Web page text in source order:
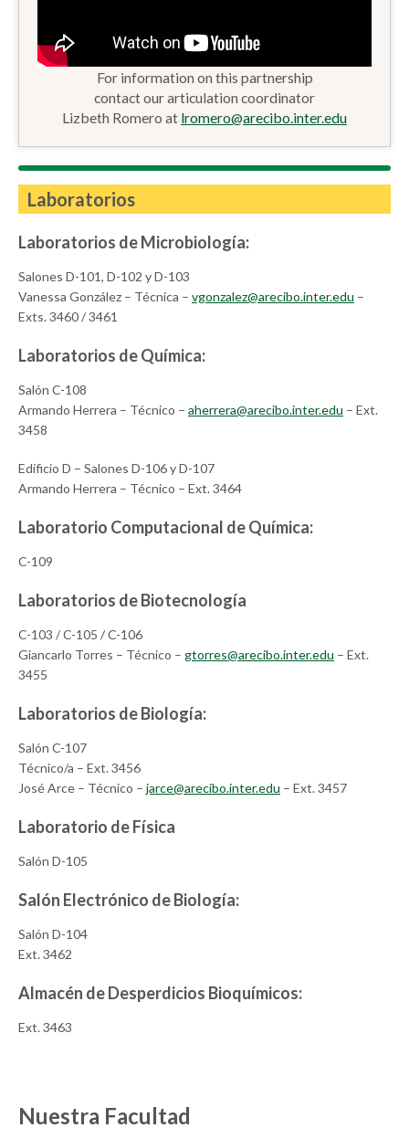
For information on this partnership
contact our articulation coordinator
Lizbeth Romero at lromero@arecibo.inter.edu
Laboratorios
Laboratorios de Microbiología:
Salones D-101, D-102 y D-103
Vanessa González – Técnica – vgonzalez@arecibo.inter.edu –
Exts. 3460 / 3461
Laboratorios de Química:
Salón C-108
Armando Herrera – Técnico – aherrera@arecibo.inter.edu – Ext.
3458
Edificio D – Salones D-106 y D-107
Armando Herrera – Técnico – Ext. 3464
Laboratorio Computacional de Química:
C-109
Laboratorios de Biotecnología
C-103 / C-105 / C-106
Giancarlo Torres – Técnico – gtorres@arecibo.inter.edu – Ext.
3455
Laboratorios de Biología:
Salón C-107
Técnico/a – Ext. 3456
José Arce – Técnico – jarce@arecibo.inter.edu – Ext. 3457
Laboratorio de Física
Salón D-105
Salón Electrónico de Biología:
Salón D-104
Ext. 3462
Almacén de Desperdicios Bioquímicos:
Ext. 3463
Nuestra Facultad